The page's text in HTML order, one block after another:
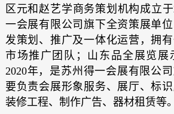
区元和赵艺学商务策划机构成立
一会展有限公司旗下全资策展单
发策划、推广及一体化运营，拥
市场推广团队；山东品全展览展
2020年，是苏州得一会展有限公
要负责会展形象服务、展厅、标
装修工程、制作广告、器材租赁等。